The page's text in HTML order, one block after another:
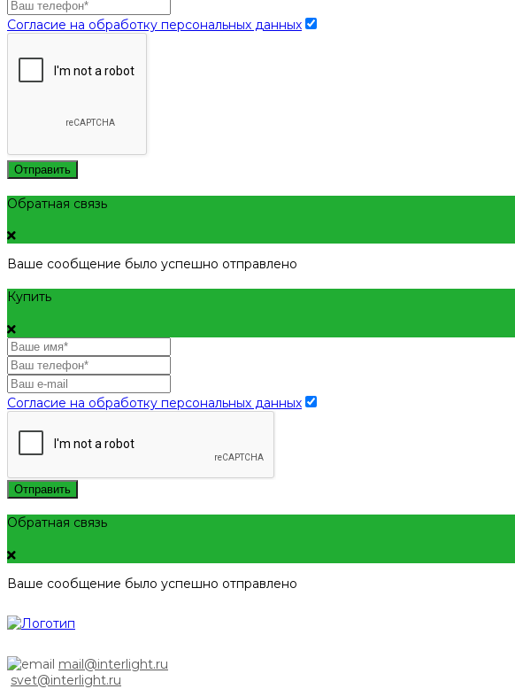
Согласие на обработку персональных данных
Отправить
Обратная связь
Ваше сообщение было успешно отправлено
Купить
Согласие на обработку персональных данных
Отправить
Обратная связь
Ваше сообщение было успешно отправлено
mail@interlight.ru
svet@interlight.ru